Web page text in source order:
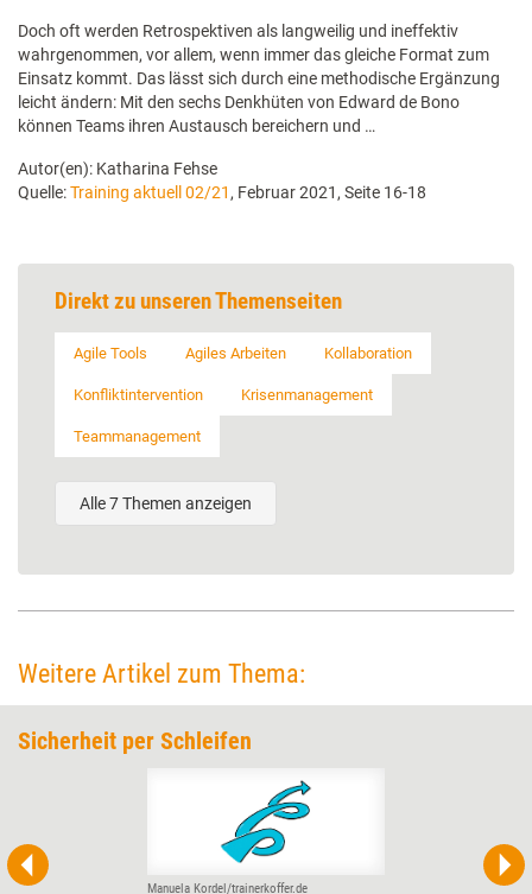
Doch oft werden Retrospektiven als langweilig und ineffektiv
wahrgenommen, vor allem, wenn immer das gleiche Format zum
Einsatz kommt. Das lässt sich durch eine methodische Ergänzung
leicht ändern: Mit den sechs Denkhüten von Edward de Bono
können Teams ihren Austausch bereichern und …
Autor(en): Katharina Fehse
Quelle:Training aktuell 02/21, Februar 2021, Seite 16-18
Direkt zu unseren Themenseiten
Agile Tools Agiles Arbeiten Kollaboration
Konfliktintervention Krisenmanagement
Teammanagement
Alle 7 Themen anzeigen
Weitere Artikel zum Thema:
Sicherheit per Schleifen
Manuela Kordel/trainerkoffer.de